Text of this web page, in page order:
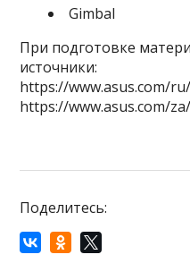
Gimbal
При подготовке
источники:
https://www.asus.com/
https://www.asus.com/
Поделитесь: